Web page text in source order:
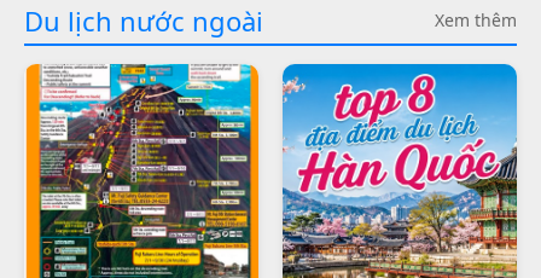
Du lịch nước ngoài Xem thêm